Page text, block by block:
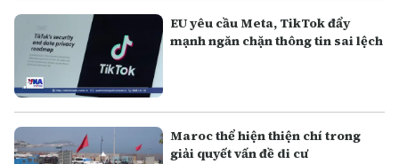
EU yêu cầu Meta, TikTok đẩy
mạnh ngăn chặn thông tin sai lệch
Maroc thể hiện thiện chí trong
giải quyết vấn đề di cư